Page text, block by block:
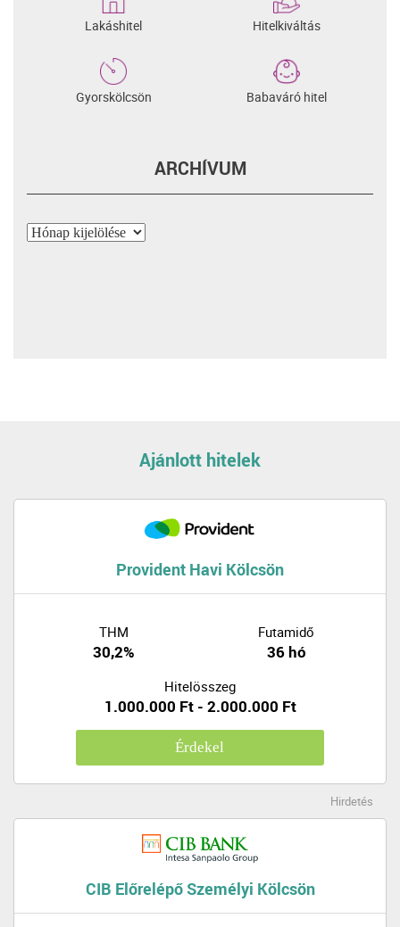
Lakáshitel Hitelkiváltás
Gyorskölcsön Babaváró hitel
ARCHÍVUM
Archívum
Ajánlott hitelek
Provident Havi Kölcsön
THM
30,2%
Futamidő
36 hó
Hitelösszeg
1.000.000 Ft - 2.000.000 Ft
Érdekel
Hirdetés
CIB Előrelépő Személyi Kölcsön